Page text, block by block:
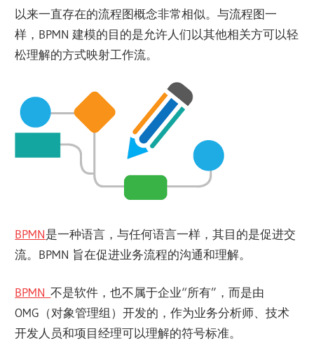
以来一直存在的流程图概念非常相似。与流程图一
样，BPMN 建模的目的是允许人们以其他相关方可以轻
松理解的方式映射工作流。
BPMN是一种语言，与任何语言一样，其目的是促进交
流。BPMN 旨在促进业务流程的沟通和理解。
BPMN不是软件，也不属于企业“所有”，而是由
OMG（对象管理组）开发的，作为业务分析师、技术
开发人员和项目经理可以理解的符号标准。